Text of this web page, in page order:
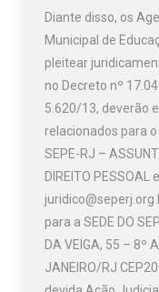
Diante disso, os
Municipal de
pleitear
no Decreto nº
5.620/13, deverão
relacionados para o
SEPE-RJ –
DIREITO
para a SEDE DO
DA VEIGA, 55 – 8º
JANEIRO/RJ